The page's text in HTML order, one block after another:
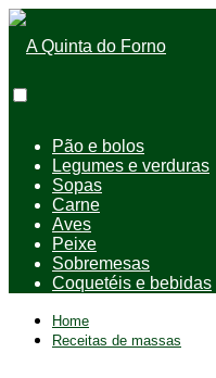
Pão e bolos
Legumes e verduras
Sopas
Carne
Aves
Peixe
Sobremesas
Coquetéis e bebidas
Home
Receitas de massas